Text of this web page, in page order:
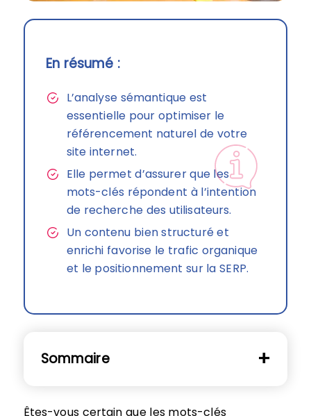
En résumé :
L’analyse sémantique est
essentielle pour optimiser le
référencement naturel de votre
site internet.
Elle permet d’assurer que les
mots-clés répondent à l’intention
de recherche des utilisateurs.
Un contenu bien structuré et
enrichi favorise le trafic organique
et le positionnement sur la SERP.
Sommaire
Êtes-vous certain que les mots-clés